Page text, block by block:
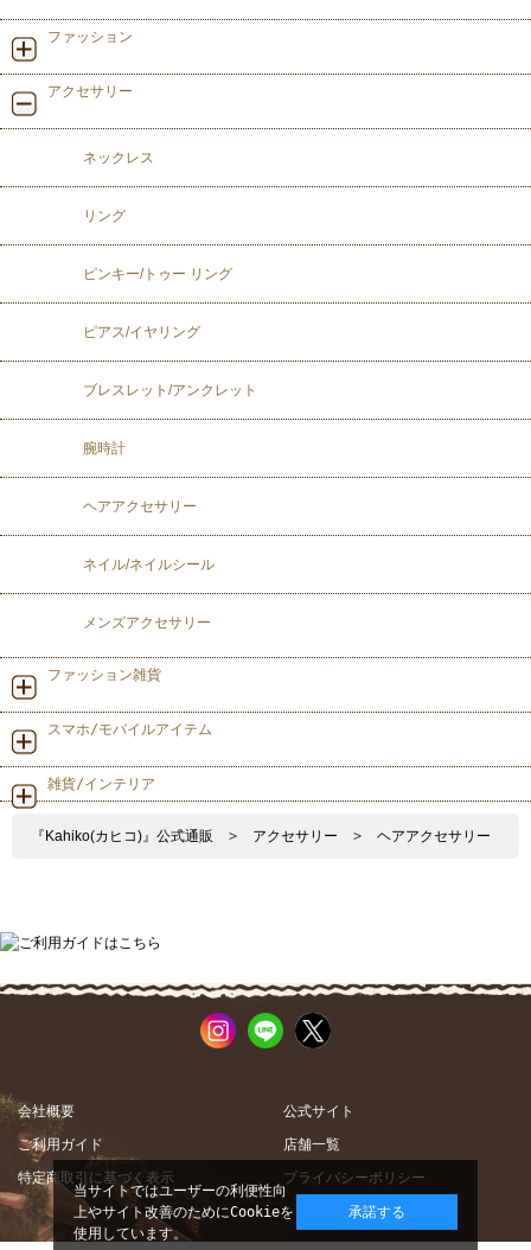
ファッション
アクセサリー
ネックレス
リング
ピンキー/トゥー リング
ピアス/イヤリング
ブレスレット/アンクレット
腕時計
ヘアアクセサリー
ネイル/ネイルシール
メンズアクセサリー
ファッション雑貨
スマホ/モバイルアイテム
雑貨/インテリア
『Kahiko(カヒコ)』公式通販 > アクセサリー > ヘアアクセサリー
会社概要
公式サイト
ご利用ガイド
店舗一覧
特定商取引に基づく表示
プライバシーポリシー
当サイトではユーザーの利便性向
上やサイト改善のためにCookieを
使用しています。
承諾する